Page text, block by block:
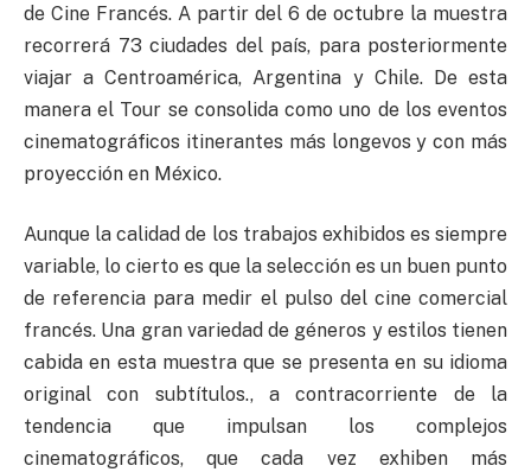
de Cine Francés. A partir del 6 de octubre la muestra
recorrerá 73 ciudades del país, para posteriormente
viajar a Centroamérica, Argentina y Chile. De esta
manera el Tour se consolida como uno de los eventos
cinematográficos itinerantes más longevos y con más
proyección en México.
Aunque la calidad de los trabajos exhibidos es siempre
variable, lo cierto es que la selección es un buen punto
de referencia para medir el pulso del cine comercial
francés. Una gran variedad de géneros y estilos tienen
cabida en esta muestra que se presenta en su idioma
original con subtítulos., a contracorriente de la
tendencia que impulsan los complejos
cinematográficos, que cada vez exhiben más